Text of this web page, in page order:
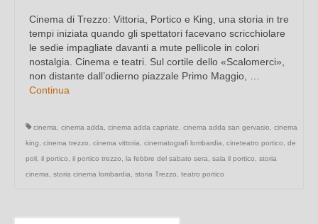
Cinema di Trezzo: Vittoria, Portico e King, una storia in tre
tempi iniziata quando gli spettatori facevano scricchiolare
le sedie impagliate davanti a mute pellicole in colori
nostalgia. Cinema e teatri. Sul cortile dello «Scalomerci»,
non distante dall’odierno piazzale Primo Maggio, …
Continua
cinema cinema adda cinema adda capriate cinema adda san gervasio
cinema
king
cinema trezzo cinema vittoria cinematografi lombardia cineteatro portico
de
poli il portico il portico trezzo la febbre del sabato sera sala il portico
storia
cinema
storia cinema lombardia storia Trezzo teatro portico